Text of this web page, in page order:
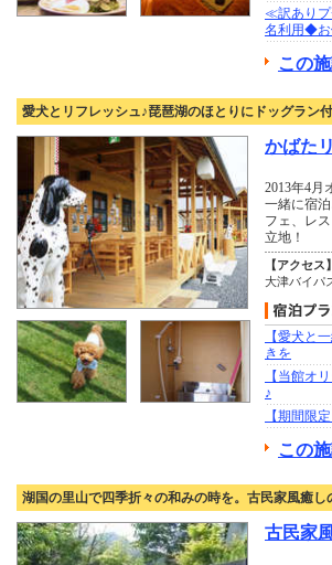
≪訳ありプ
名利用◆
この
愛犬とリフレッシュ♪琵琶湖のほとりにドッグラン
かばた
2013年4月
一緒に宿
フェ、レ
立地！
【アクセス】
大津バイパ
【愛犬と
きを
【当館オ
♪
【期間限
この
湖国の里山で四季折々の和みの時を。古民家風癒し
古民家